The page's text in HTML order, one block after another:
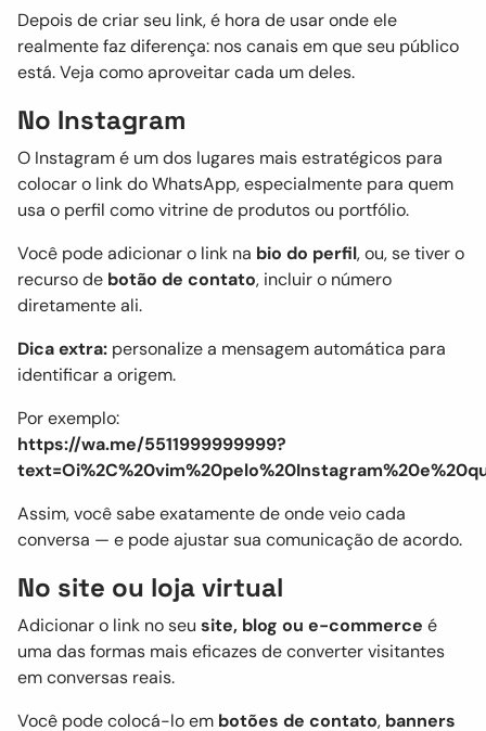
Depois de criar seu link, é hora de usar onde ele
realmente faz diferença: nos canais em que seu público
está. Veja como aproveitar cada um deles.
No Instagram
O Instagram é um dos lugares mais estratégicos para
colocar o link do WhatsApp, especialmente para quem
usa o perfil como vitrine de produtos ou portfólio.
Você pode adicionar o link na bio do perfil, ou, se tiver o
recurso de botão de contato, incluir o número
diretamente ali.
Dica extra: personalize a mensagem automática para
identificar a origem.
Por exemplo:
https://wa.me/5511999999999?
Assim, você sabe exatamente de onde veio cada
conversa — e pode ajustar sua comunicação de acordo.
No site ou loja virtual
Adicionar o link no seu site, blog ou e-commerce é
uma das formas mais eficazes de converter visitantes
em conversas reais.
Você pode colocá-lo em botões de contato, banners